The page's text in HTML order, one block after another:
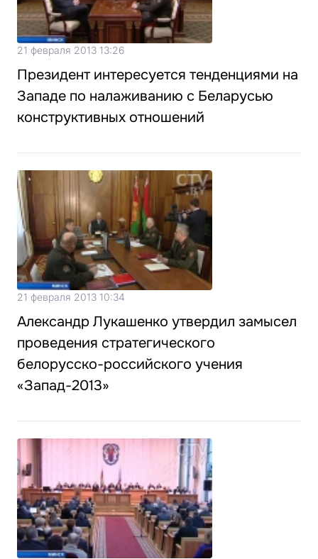
21 февраля 2013 13:26
Президент интересуется тенденциями на
Западе по налаживанию с Беларусью
конструктивных отношений
21 февраля 2013 10:34
Александр Лукашенко утвердил замысел
проведения стратегического
белорусско-российского учения
«Запад-2013»